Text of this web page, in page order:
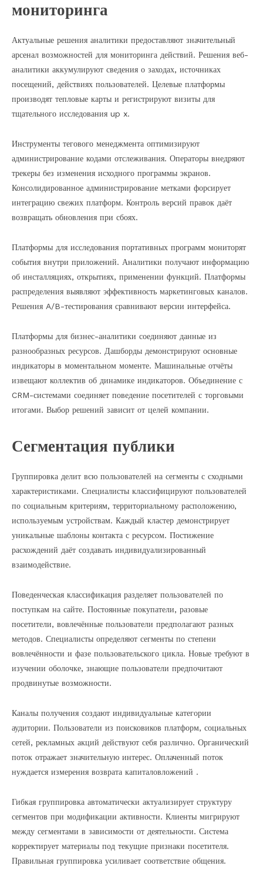
мониторинга
Актуальные решения аналитики предоставляют значительный
арсенал возможностей для мониторинга действий. Решения веб-
аналитики аккумулируют сведения о заходах, источниках
посещений, действиях пользователей. Целевые платформы
производят тепловые карты и регистрируют визиты для
тщательного исследования up x.
Инструменты тегового менеджмента оптимизируют
администрирование кодами отслеживания. Операторы внедряют
трекеры без изменения исходного программы экранов.
Консолидированное администрирование метками форсирует
интеграцию свежих платформ. Контроль версий правок даёт
возвращать обновления при сбоях.
Платформы для исследования портативных программ мониторят
события внутри приложений. Аналитики получают информацию
об инсталляциях, открытиях, применении функций. Платформы
распределения выявляют эффективность маркетинговых каналов.
Решения A/B-тестирования сравнивают версии интерфейса.
Платформы для бизнес-аналитики соединяют данные из
разнообразных ресурсов. Дашборды демонстрируют основные
индикаторы в моментальном моменте. Машинальные отчёты
извещают коллектив об динамике индикаторов. Объединение с
CRM-системами соединяет поведение посетителей с торговыми
итогами. Выбор решений зависит от целей компании.
Сегментация публики
Группировка делит всю пользователей на сегменты с сходными
характеристиками. Специалисты классифицируют пользователей
по социальным критериям, территориальному расположению,
используемым устройствам. Каждый кластер демонстрирует
уникальные шаблоны контакта с ресурсом. Постижение
расхождений даёт создавать индивидуализированный
взаимодействие.
Поведенческая классификация разделяет пользователей по
поступкам на сайте. Постоянные покупатели, разовые
посетители, вовлечённые пользователи предполагают разных
методов. Специалисты определяют сегменты по степени
вовлечённости и фазе пользовательского цикла. Новые требуют в
изучении оболочке, знающие пользователи предпочитают
продвинутые возможности.
Каналы получения создают индивидуальные категории
аудитории. Пользователи из поисковиков платформ, социальных
сетей, рекламных акций действуют себя различно. Органический
поток отражает значительную интерес. Оплаченный поток
нуждается измерения возврата капиталовложений .
Гибкая группировка автоматически актуализирует структуру
сегментов при модификации активности. Клиенты мигрируют
между сегментами в зависимости от деятельности. Система
корректирует материалы под текущие признаки посетителя.
Правильная группировка усиливает соответствие общения.